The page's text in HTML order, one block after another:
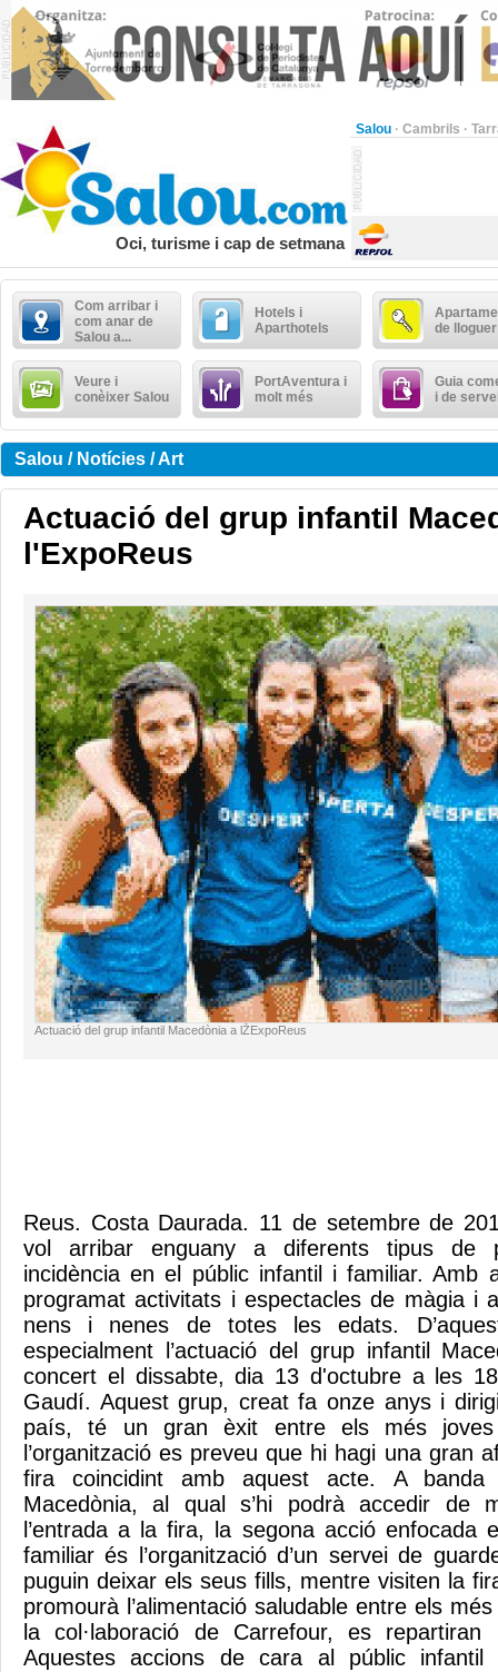
Salou · Cambrils ·
Oci, turisme i cap de setmana
Com arribar i
com anar de
Salou a...
Hotels i
Aparthotels
de lloguer
Veure i
conèixer Salou
PortAventura i
molt més
Guia
i de
Salou / Notícies / Art
Actuació del grup infantil
l'ExpoReus
Actuació del grup infantil Macedònia a lŽExpoReus
Reus. Costa Daurada. 11 de setembre de
vol arribar enguany a diferents tipus de
incidència en el públic infantil i familiar. Amb
programat activitats i espectacles de màgia i
nens i nenes de totes les edats.
especialment l’actuació del grup infantil
concert el dissabte, dia 13 d'octubre a les
Gaudí. Aquest grup, creat fa onze anys i
país, té un gran èxit entre els més
l’organització es preveu que hi hagi una gran
fira coincidint amb aquest acte. A
Macedònia, al qual s’hi podrà accedir de
l’entrada a la fira, la segona acció enfocada
familiar és l’organització d’un servei de
puguin deixar els seus fills, mentre visiten la
promourà l’alimentació saludable entre els
la col·laboració de Carrefour, es repartiran
Aquestes accions de cara al públic